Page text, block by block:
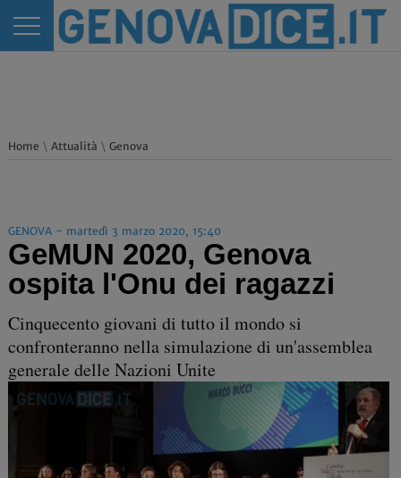
Home \ Attualità \ Genova
GENOVA - martedì 3 marzo 2020, 15:40
GeMUN 2020, Genova
ospita l'Onu dei ragazzi
Cinquecento giovani di tutto il mondo si
confronteranno nella simulazione di un'assemblea
generale delle Nazioni Unite